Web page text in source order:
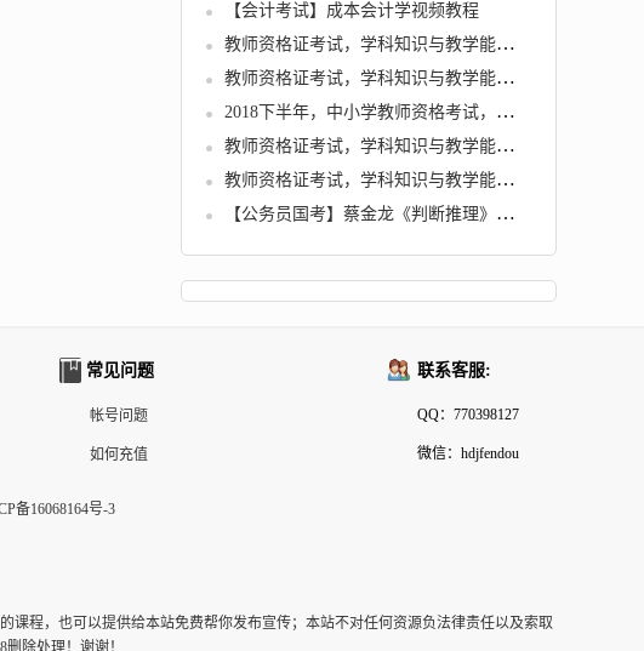
【会计考试】成本会计学视频教程
教师资格证考试，学科知识与教学能力 (初中英语)
教师资格证考试，学科知识与教学能力 (初中数学)
2018下半年，中小学教师资格考试，各学科知识与教学能力试题
教师资格证考试，学科知识与教学能力 (初中历史)
教师资格证考试，学科知识与教学能力 (高中语文)
【公务员国考】蔡金龙《判断推理》冲刺班
常见问题
帐号问题
如何充值
联系客服:
QQ：770398127
微信：hdjfendou
备16068164号-3
课程，也可以提供给本站免费帮你发布宣传；本站不对任何资源负法律责任以及索取
除处理！谢谢！